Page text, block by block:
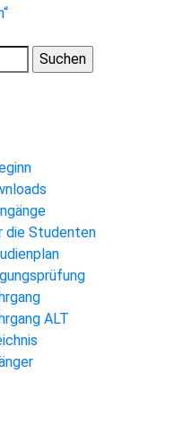
die Studenten
ALT